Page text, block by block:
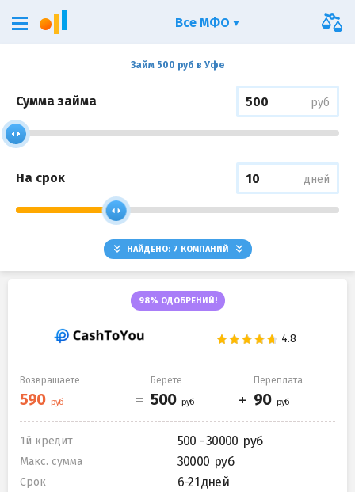
Займ 500 руб в Уфе
Сумма займа руб
На срок дней
НАЙДЕНО: 7 КОМПАНИЙ
98% ОДОБРЕНИЙ!
Возвращаете Берете Переплата
1й кредит 500 - 30000
Макс. сумма 30000
Срок 6-21 дней
Все МФО